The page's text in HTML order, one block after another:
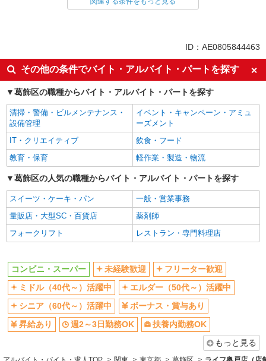
同じ雇用形態から京成立石駅の求人を探す
未経験歓迎
フリーター歓迎
ミドル（40代～）活躍中
エルダー（50代～）活躍中
シニア（60代～）活躍中
ボーナス・賞与あり
昇給あり
週2～3日勤務OK
扶養内勤務OK
交通費支給
社会保険あり
販売・接客サービス
コンビニ・スーパー
同じ特徴から求人を探す
ボーナス・賞与あり
週2～3日勤務OK
扶養内勤務OK
交通費支給
社会保険あり
ID：AE0805844463
その他の条件でバイト・アルバイト・パートを探す
葛飾区の職種からバイト・アルバイト・パートを探す
清掃・警備・ビルメンテナンス・
設備管理
イベント・キャンペーン・アミュ
ーズメント
IT・クリエイティブ
飲食・フード
教育・保育
軽作業・製造・物流
葛飾区の人気の職種からバイト・アルバイト・パートを探す
スイーツ・ケーキ・パン
一般・営業事務
量販店・大型SC・百貨店
薬剤師
フォークリフト
レストラン・専門料理店
コンビニ・スーパー 未経験歓迎
フリーター歓迎
ミドル（40代～）活躍中
エルダー（50代～）活躍中
シニア（60代～）活躍中
ボーナス・賞与あり
昇給あり
週2～3日勤務OK
扶養内勤務OK
もっと見る